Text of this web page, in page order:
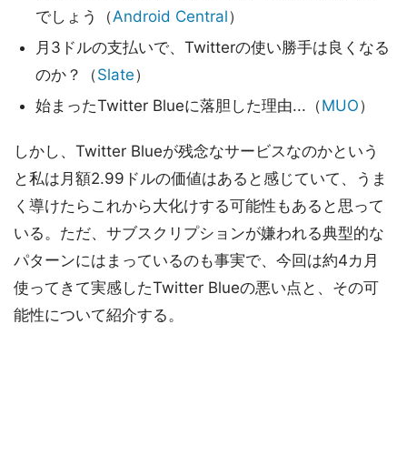
でしょう（Android Central）
月3ドルの支払いで、Twitterの使い勝手は良くなる
のか？（Slate）
始まったTwitter Blueに落胆した理由...（MUO）
しかし、Twitter Blueが残念なサービスなのかという
と私は月額2.99ドルの価値はあると感じていて、うま
く導けたらこれから大化けする可能性もあると思って
いる。ただ、サブスクリプションが嫌われる典型的な
パターンにはまっているのも事実で、今回は約4カ月
使ってきて実感したTwitter Blueの悪い点と、その可
能性について紹介する。